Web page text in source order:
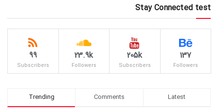
Stay Connected test
137
Followers
205k
Subscribers
23.9k
Followers
99
Subscribers
Trending Comments Latest